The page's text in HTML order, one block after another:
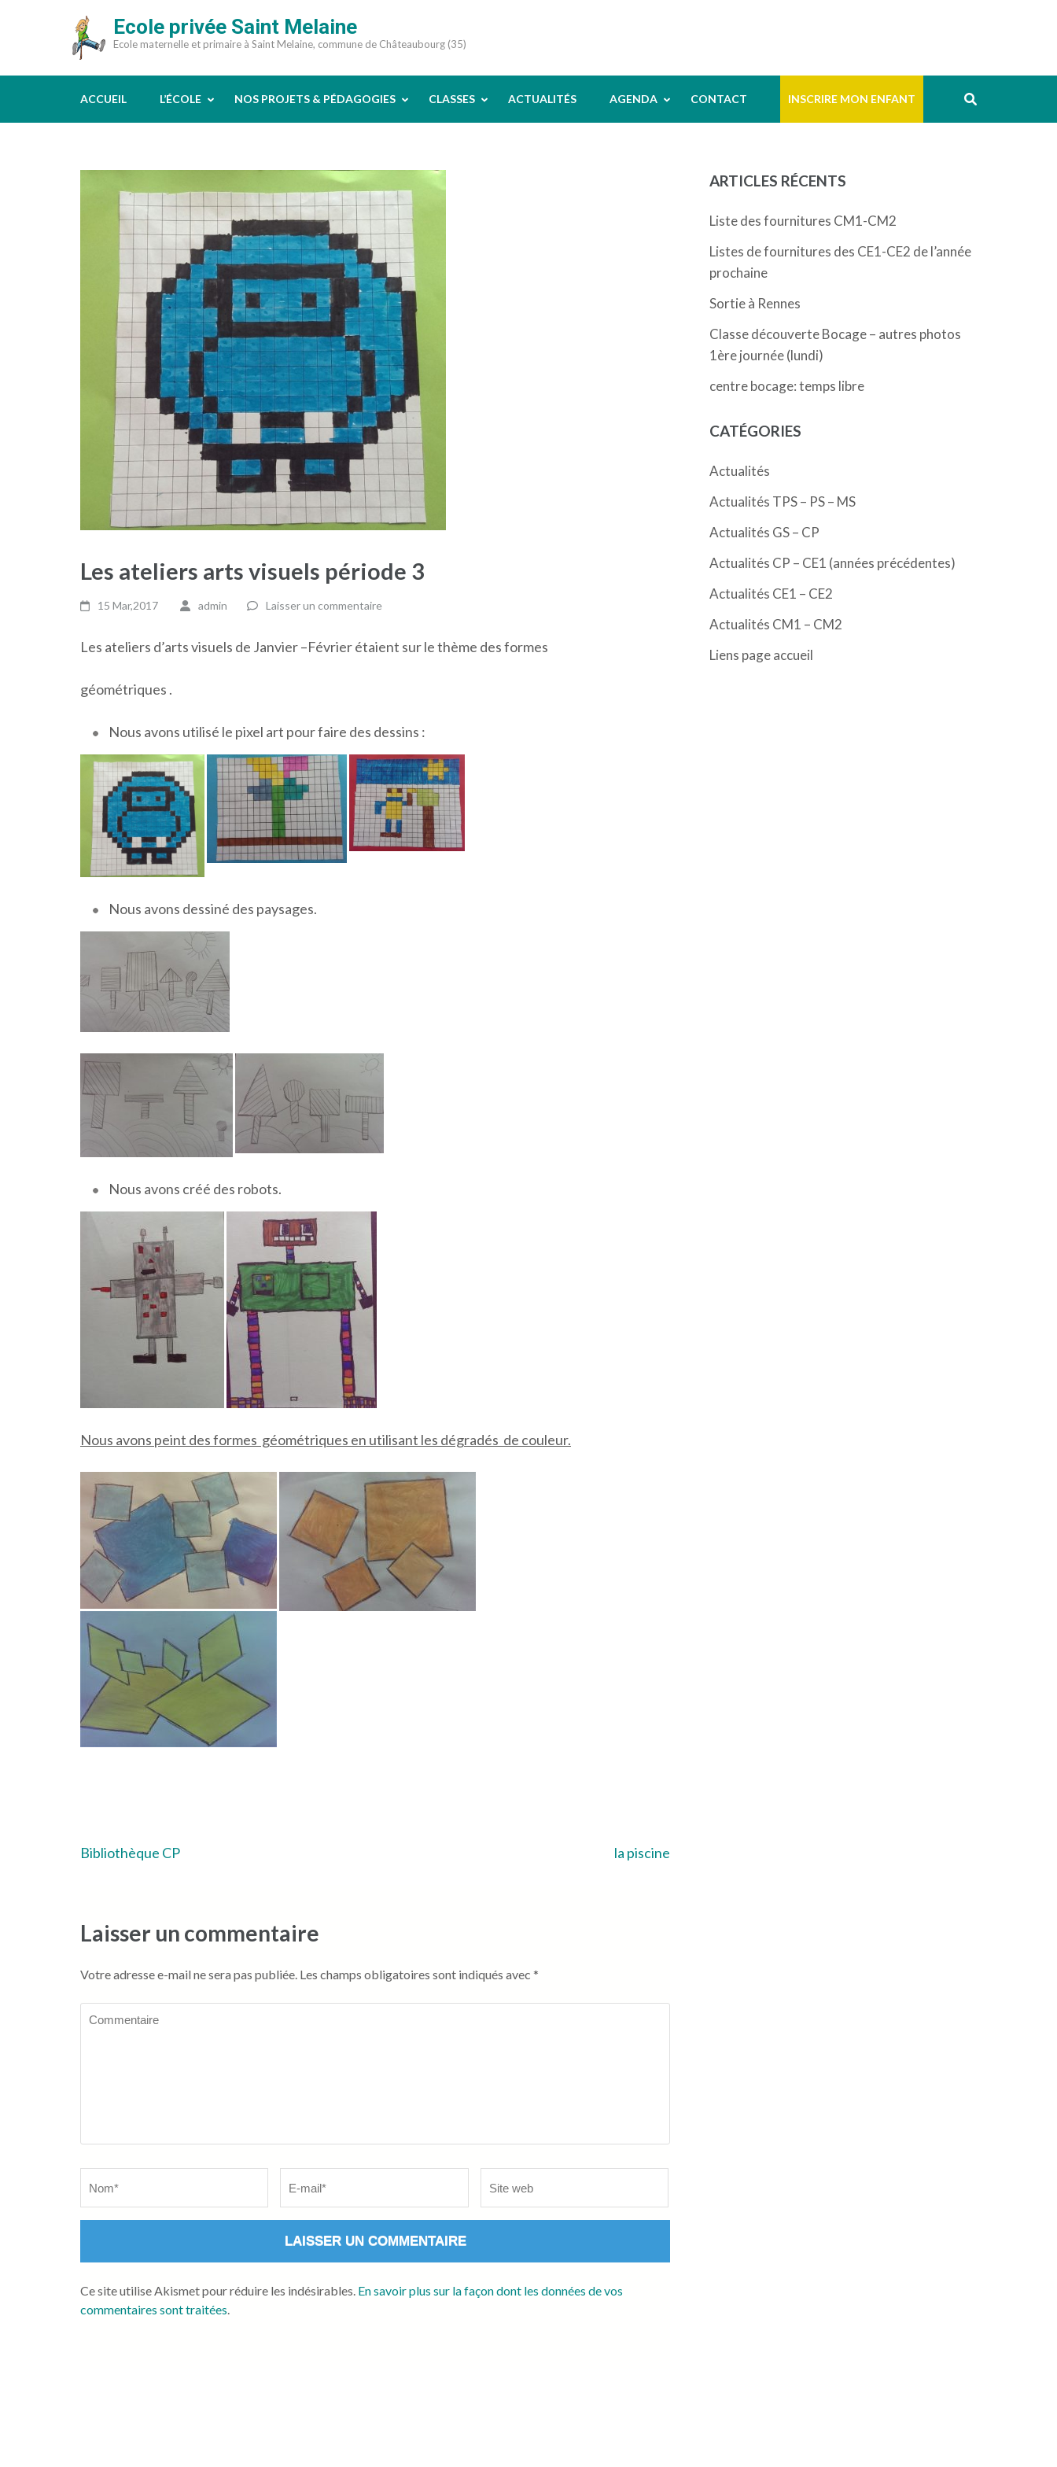
(Pressez
Ecole privée Saint Melaine
Ecole maternelle et primaire à Saint Melaine, commune de Châteaubourg (35)
ACCUEIL L’ÉCOLE NOS PROJETS & PÉDAGOGIES CLASSES ACTUALITÉS AGENDA CONTACT INSCRIRE MON ENFANT
Les ateliers arts visuels période 3
15 Mar,2017 admin Laisser un commentaire
Les ateliers d’arts visuels de Janvier –Février étaient sur le thème des formes
géométriques .
Nous avons utilisé le pixel art pour faire des dessins :
Nous avons dessiné des paysages.
Nous avons créé des robots.
Nous avons peint des formes géométriques en utilisant les dégradés de couleur.
Navigation
l’article
Bibliothèque CP la piscine
Laisser un commentaire
Votre adresse e-mail ne sera pas publiée. Les champs obligatoires sont indiqués avec *
web
Ce site utilise Akismet pour réduire les indésirables. En savoir plus sur la façon dont les données de vos
commentaires sont traitées.
ARTICLES RÉCENTS
Liste des fournitures CM1-CM2
Listes de fournitures des CE1-CE2 de l’année
prochaine
Sortie à Rennes
Classe découverte Bocage – autres photos
1ère journée (lundi)
centre bocage: temps libre
CATÉGORIES
Actualités
Actualités TPS – PS – MS
Actualités GS – CP
Actualités CP – CE1 (années précédentes)
Actualités CE1 – CE2
Actualités CM1 – CM2
Liens page accueil